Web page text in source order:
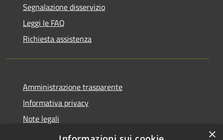
Segnalazione disservizio
Leggi le FAQ
Richiesta assistenza
Amministrazione trasparente
Informativa privacy
Note legali
Dichiarazione di accessibilità
×